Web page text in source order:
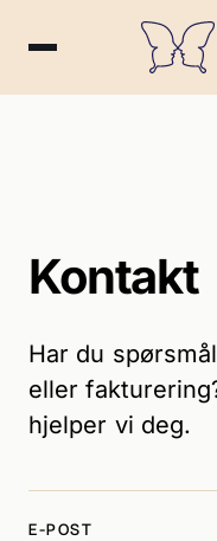
Kontakt
Har du
eller
hjelper vi deg.
E-POST